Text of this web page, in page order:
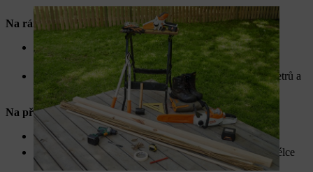
Na rám:
4 hranoly z modřínu/douglasky o rozměrech 45 x 28
milimetrů nebo podobně,
například 50 x 30 milimetrů, 2 kusy o délce 180 centimetrů a
2 kusy o délce 140,5 centimetrů.
Na příčné prvky:
5 ks kulatiny,
například násady na koště o průměru 2,2 centimetru a délce
140 centimetrů